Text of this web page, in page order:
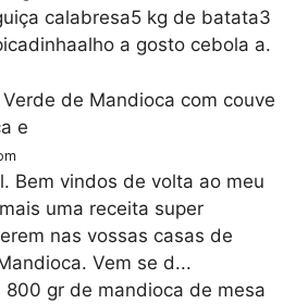
calabresa5 kg de batata3
a gosto cebola a.
Bem vindos de volta ao meu
uma receita super
nas vossas casas de
Vem se d...
800 gr de mandioca de mesa